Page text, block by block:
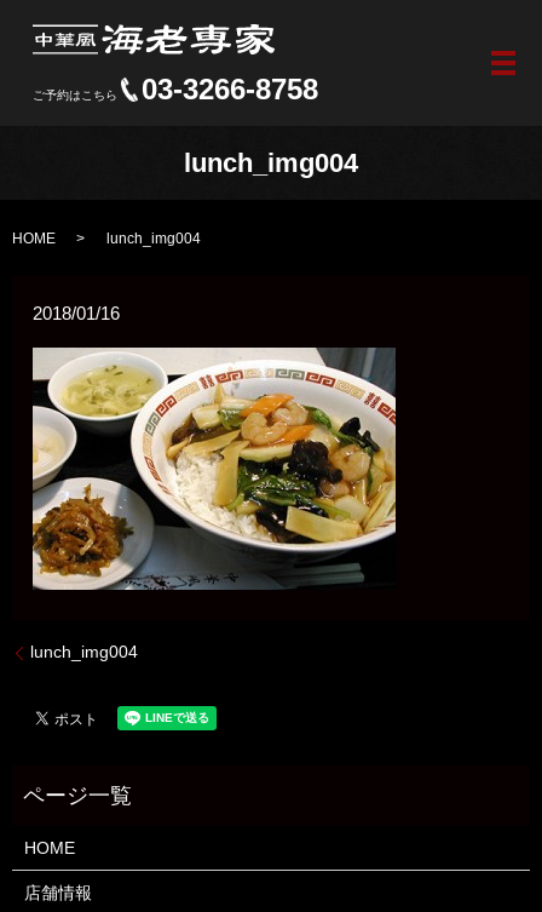
ご予約はこちら 03-3266-8758
メ
lunch_img004
HOME lunch_img004
2018/01/16
lunch_img004
HOME
店舗情報